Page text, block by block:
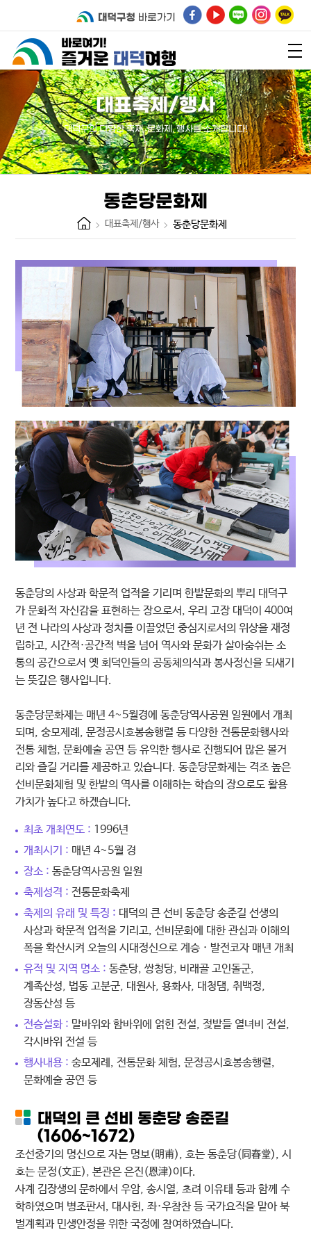
대표축제/행사
대덕구의 다양한 축제, 문화제, 행사를 소개합니다!
동춘당문화제
대표축제/행사 동춘당문화제
동춘당의 사상과 학문적 업적을 기리며 한밭문화의 뿌리 대덕구
가 문화적 자신감을 표현하는 장으로서, 우리 고장 대덕이 400여
년 전 나라의 사상과 정치를 이끌었던 중심지로서의 위상을 재정
립하고, 시간적·공간적 벽을 넘어 역사와 문화가 살아숨쉬는 소
통의 공간으로서 옛 회덕인들의 공동체의식과 봉사정신을 되새기
는 뜻깊은 행사입니다.
동춘당문화제는 매년 4~5월경에 동춘당역사공원 일원에서 개최
되며, 숭모제례, 문정공시호봉송행렬 등 다양한 전통문화행사와
전통 체험, 문화예술 공연 등 유익한 행사로 진행되어 많은 볼거
리와 즐길 거리를 제공하고 있습니다. 동춘당문화제는 격조 높은
선비문화체험 및 한밭의 역사를 이해하는 학습의 장으로도 활용
가치가 높다고 하겠습니다.
최초 개최연도 : 1996년
개최시기 : 매년 4~5월 경
장소 : 동춘당역사공원 일원
축제성격 : 전통문화축제
축제의 유래 및 특징 : 대덕의 큰 선비 동춘당 송준길 선생의
사상과 학문적 업적을 기리고, 선비문화에 대한 관심과 이해의
폭을 확산시켜 오늘의 시대정신으로 계승 · 발전코자 매년 개최
유적 및 지역 명소 : 동춘당, 쌍청당, 비래골 고인돌군,
계족산성, 법동 고분군, 대원사, 용화사, 대청댐, 취백정,
장동산성 등
전승설화 : 말바위와 함바위에 얽힌 전설, 젖밭들 열녀비 전설,
각시바위 전설 등
행사내용 : 숭모제례, 전통문화 체험, 문정공시호봉송행렬,
문화예술 공연 등
대덕의 큰 선비 동춘당 송준길
(1606~1672)
조선중기의 명신으로 자는 명보(明甫), 호는 동춘당(同春堂), 시
호는 문정(文正), 본관은 은진(恩津)이다.
사계 김장생의 문하에서 우암, 송시열, 초려 이유태 등과 함께 수
학하였으며 병조판서, 대사헌, 좌·우참찬 등 국가요직을 맡아 북
벌계획과 민생안정을 위한 국정에 참여하였습니다.